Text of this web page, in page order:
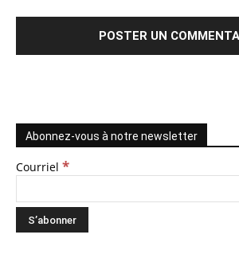
Abonnez-vous à notre newsletter
Courriel *